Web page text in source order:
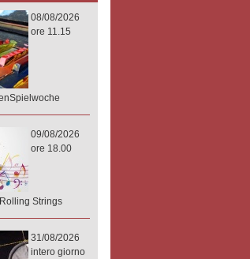
08/08/2026
ore 11.15
09/08/2026
ore 18.00
Strings
31/08/2026
intero giorno